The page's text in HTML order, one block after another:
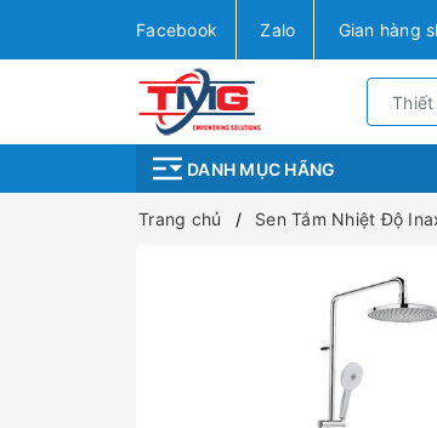
Facebook Zalo Gian hàng
DANH MỤC HÃNG
Trang chủ Sen Tắm Nhiệt Độ